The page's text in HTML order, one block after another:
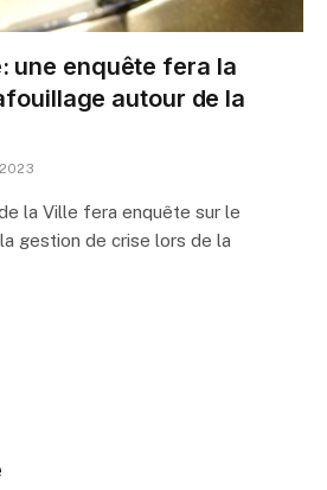
une enquête fera la
autour de la
la Ville fera enquête sur le
gestion de crise lors de la